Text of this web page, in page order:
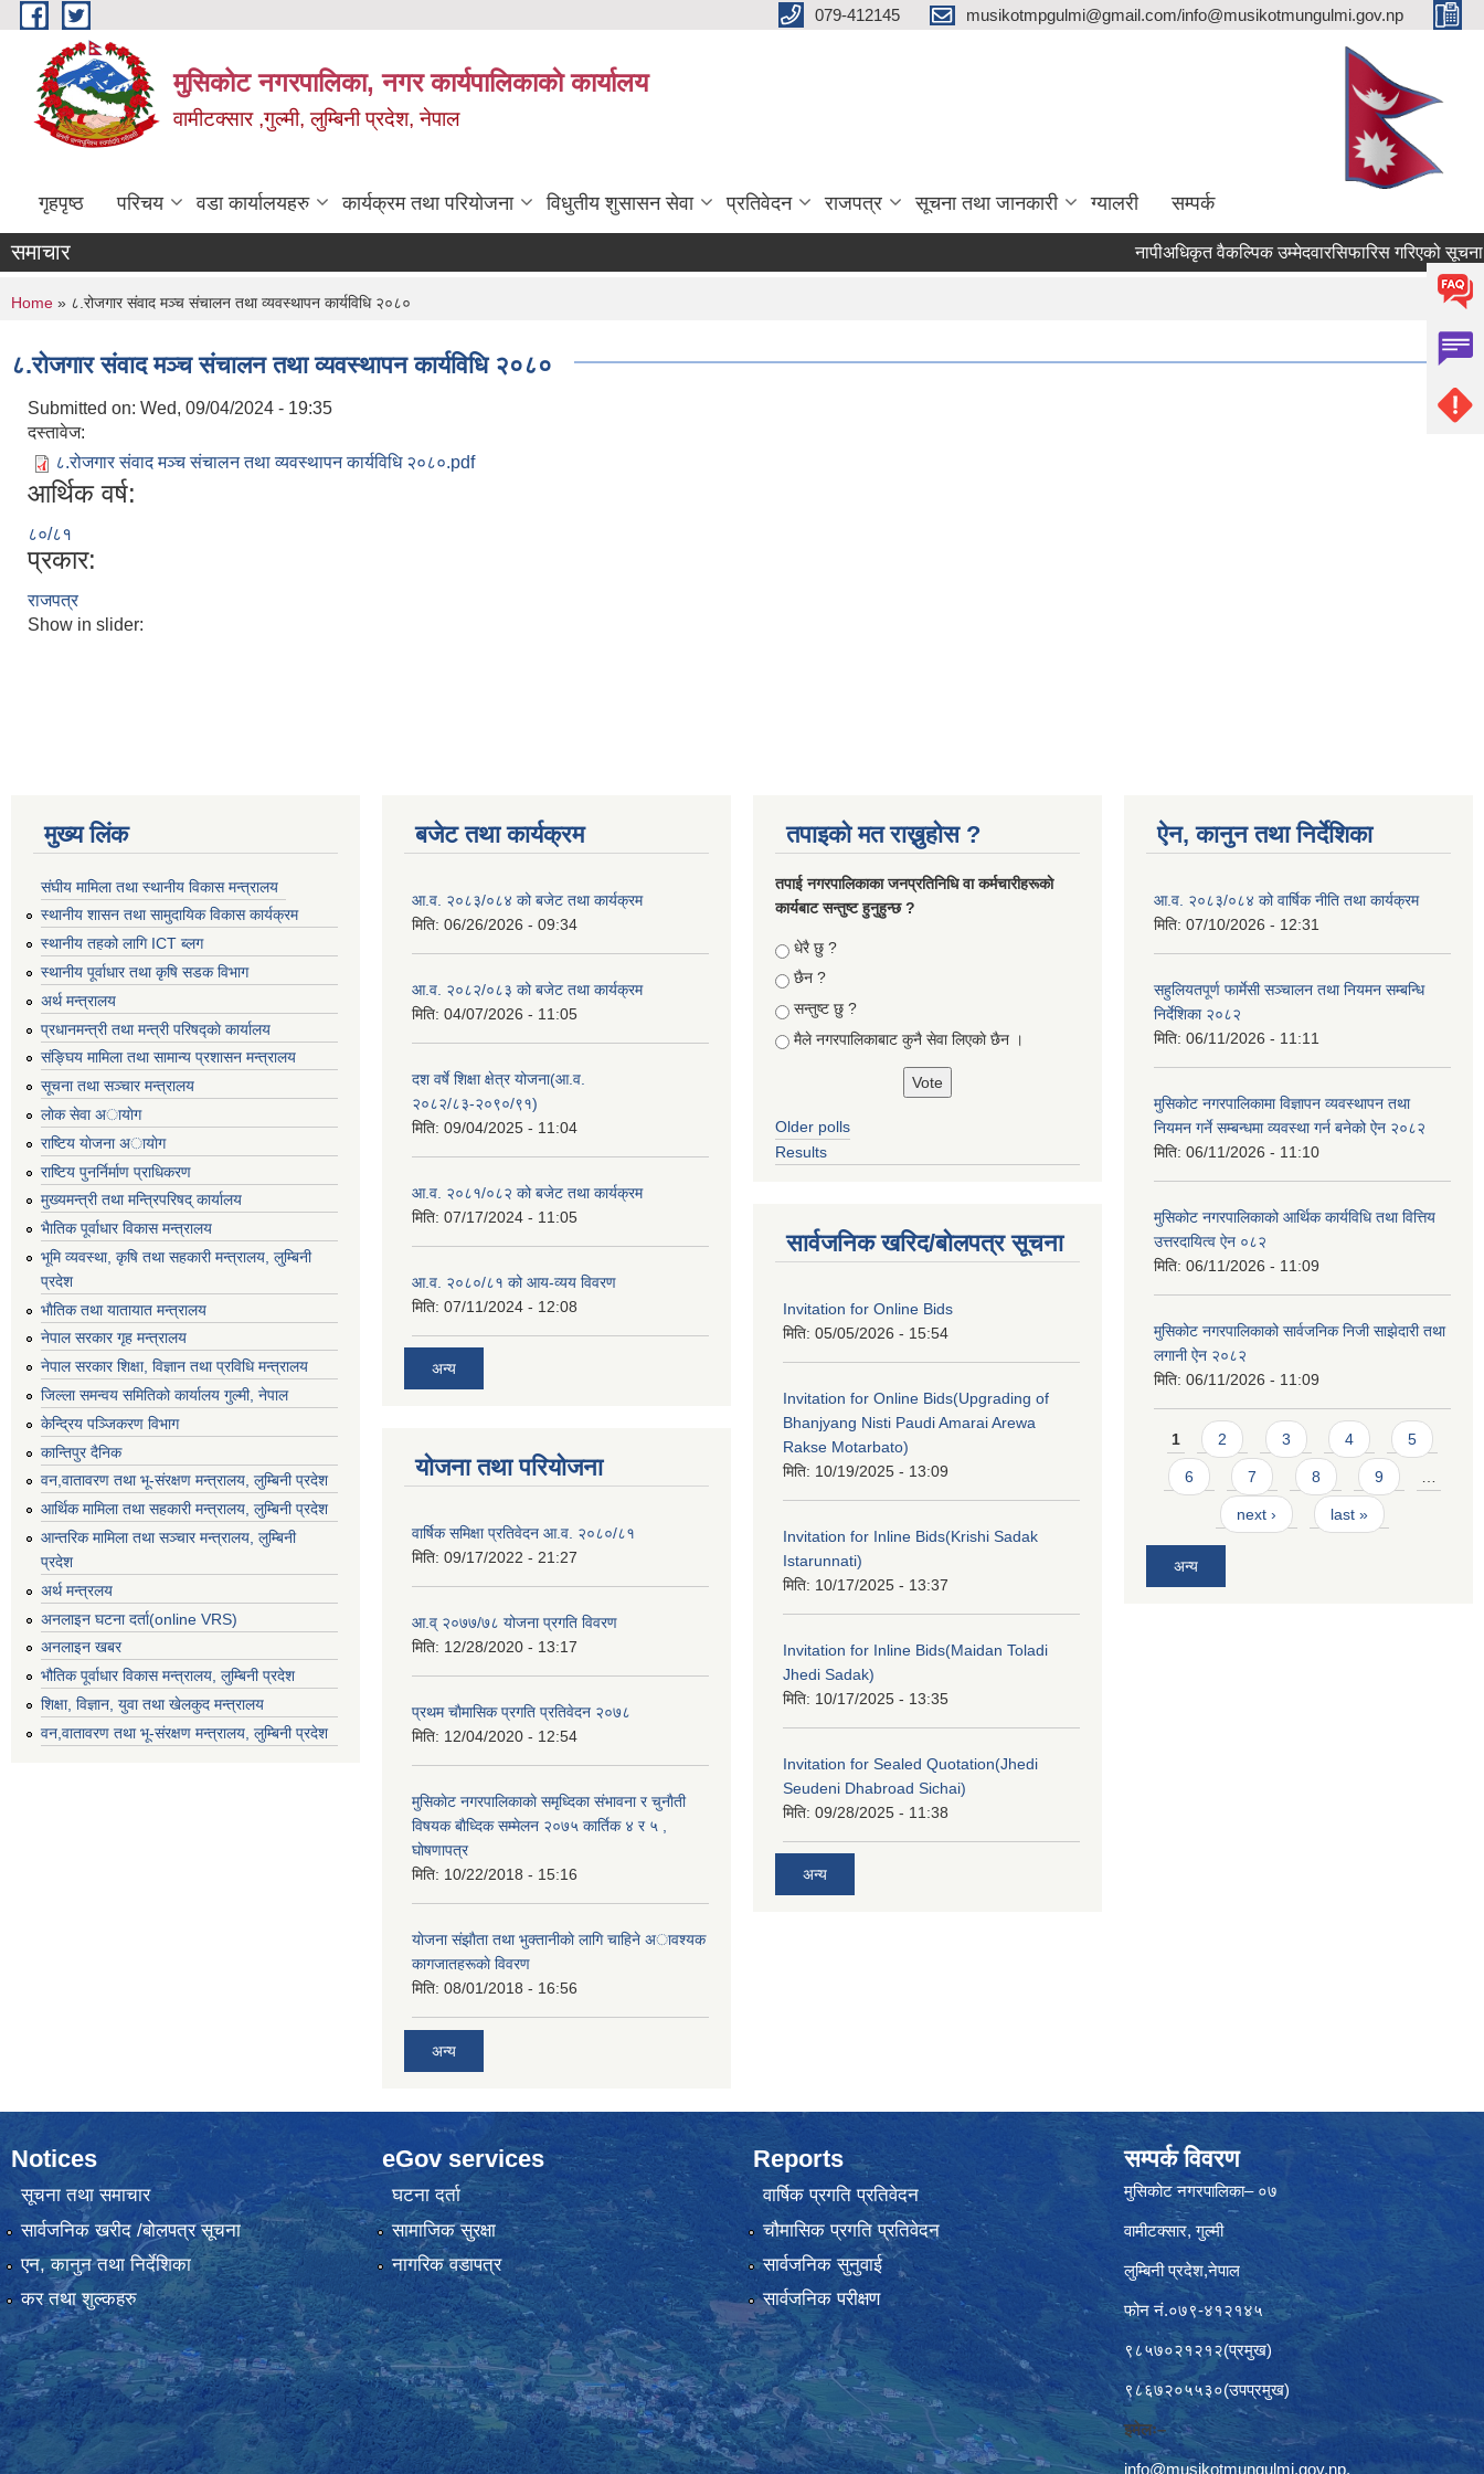
Skip to main content 079-412145 musikotmpgulmi@gmail.com/info@musikotmungulmi.gov.np
मुसिकोट नगरपालिका, नगर कार्यपालिकाकाे कार्यालय
वामीटक्सार ,गुल्मी, लुम्बिनी प्रदेश, नेपाल
गृहपृष्ठ परिचय वडा कार्यालयहरु कार्यक्रम तथा परियोजना विधुतीय शुसासन सेवा प्रतिवेदन राजपत्र सूचना तथा जानकारी ग्यालरी सम्पर्क
समाचार नापीअधिकृत वैकल्पिक उम्मेदवारसिफारिस गरिएको सूचना।
You are here
Home » ८.रोजगार संवाद मञ्च संचालन तथा व्यवस्थापन कार्यविधि २०८०
८.रोजगार संवाद मञ्च संचालन तथा व्यवस्थापन कार्यविधि २०८०
Submitted on: Wed, 09/04/2024 - 19:35
दस्तावेज:
८.रोजगार संवाद मञ्च संचालन तथा व्यवस्थापन कार्यविधि २०८०.pdf
आर्थिक वर्ष:
८०/८१
प्रकार:
राजपत्र
Show in slider:
मुख्य लिंक
संघीय मामिला तथा स्थानीय विकास मन्त्रालय
स्थानीय शासन तथा सामुदायिक विकास कार्यक्रम
स्थानीय तहको लागि ICT ब्लग
स्थानीय पूर्वाधार तथा कृषि सडक विभाग
अर्थ मन्त्रालय
प्रधानमन्त्री तथा मन्त्री परिषद्काे कार्यालय
संङ्घिय मामिला तथा सामान्य प्रशासन मन्त्रालय
सूचना तथा सञ्चार मन्त्रालय
लाेक सेवा अायाेग
राष्टिय याेजना अायाेग
राष्टिय पुनर्निर्माण प्राधिकरण
मुख्यमन्त्री तथा मन्त्रिपरिषद् कार्यालय
भैातिक पूर्वाधार विकास मन्त्रालय
भूमि व्यवस्था, कृषि तथा सहकारी मन्त्रालय, लु्म्बिनी
प्रदेश
भाैतिक तथा यातायात मन्त्रालय
नेपाल सरकार गृह मन्त्रालय
नेपाल सरकार शिक्षा, विज्ञान तथा प्रविधि मन्त्रालय
जिल्ला समन्वय समितिको कार्यालय गुल्मी, नेपाल
केन्द्रिय पञ्जिकरण विभाग
कान्तिपुर दैनिक
वन,वातावरण तथा भू-संरक्षण मन्त्रालय, लुम्बिनी प्रदेश
आर्थिक मामिला तथा सहकारी मन्त्रालय, लुम्बिनी प्रदेश
आन्तरिक मामिला तथा सञ्चार मन्त्रालय, लुम्बिनी
प्रदेश
अर्थ मन्त्रलय
अनलाइन घटना दर्ता(online VRS)
अनलाइन खबर
भौतिक पूर्वाधार विकास मन्त्रालय, लुम्बिनी प्रदेश
शिक्षा, विज्ञान, युवा तथा खेलकुद मन्‍‍त्रालय
वन,वातावरण तथा भू-संरक्षण मन्त्रालय, लुम्बिनी प्रदेश
बजेट तथा कार्यक्रम
आ.व. २०८३/०८४ को बजेट तथा कार्यक्रम
मिति: 06/26/2026 - 09:34
आ.व. २०८२/०८३ को बजेट तथा कार्यक्रम
मिति: 04/07/2026 - 11:05
दश वर्षे शिक्षा क्षेत्र योजना(आ.व.
२०८२/८३-२०९०/९१)
मिति: 09/04/2025 - 11:04
आ.व. २०८१/०८२ को बजेट तथा कार्यक्रम
मिति: 07/17/2024 - 11:05
आ.व. २०८०/८१ को आय-व्यय विवरण
मिति: 07/11/2024 - 12:08
अन्य
योजना तथा परियोजना
वार्षिक समिक्षा प्रतिवेदन आ.व. २०८०/८१
मिति: 09/17/2022 - 21:27
आ.व् २०७७/७८ योजना प्रगति विवरण
मिति: 12/28/2020 - 13:17
प्रथम चाैमासिक प्रगति प्रतिवेदन २०७८
मिति: 12/04/2020 - 12:54
मुसिकाेट नगरपालिकाकाे समृध्दिका संभावना र चुनाैती
विषयक बाैध्दिक सम्मेलन २०७५ कार्तिक ४ र ५ ,
घाेषणापत्र
मिति: 10/22/2018 - 15:16
याेजना संझाैता तथा भुक्तानीकाे लागि चाहिने अावश्यक
कागजातहरूकाे विवरण
मिति: 08/01/2018 - 16:56
अन्य
तपाइको मत राख्नुहोस ?
तपा‌ई नगरपालिकाका जनप्रतिनिधि वा कर्मचारीहरूकाे
कार्यबाट सन्तुष्ट हुनुहुन्छ ?
Choices
धेरै छु ?
छैन ?
सन्तुष्ट छु ?
मैले नगरपालिकाबाट कुनै सेवा लिएकाे छैन ।
Older polls
Results
सार्वजनिक खरिद/बोलपत्र सूचना
Invitation for Online Bids
मिति: 05/05/2026 - 15:54
Invitation for Online Bids(Upgrading of
Bhanjyang Nisti Paudi Amarai Arewa
Rakse Motarbato)
मिति: 10/19/2025 - 13:09
Invitation for Inline Bids(Krishi Sadak
Istarunnati)
मिति: 10/17/2025 - 13:37
Invitation for Inline Bids(Maidan Toladi
Jhedi Sadak)
मिति: 10/17/2025 - 13:35
Invitation for Sealed Quotation(Jhedi
Seudeni Dhabroad Sichai)
मिति: 09/28/2025 - 11:38
अन्य
ऐन, कानुन तथा निर्देशिका
आ.व. २०८३/०८४ को वार्षिक नीति तथा कार्यक्रम
मिति: 07/10/2026 - 12:31
सहुलियतपूर्ण फार्मेसी सञ्चालन तथा नियमन सम्बन्धि
निर्देशिका २०८२
मिति: 06/11/2026 - 11:11
मुसिकोट नगरपालिकामा विज्ञापन व्यवस्थापन तथा
नियमन गर्ने सम्बन्धमा व्यवस्था गर्न बनेको ऐन २०८२
मिति: 06/11/2026 - 11:10
मुसिकोट नगरपालिकाको आर्थिक कार्यविधि तथा वित्तिय
उत्तरदायित्व ऐन ०८२
मिति: 06/11/2026 - 11:09
मुसिकोट नगरपालिकाको सार्वजनिक निजी साझेदारी तथा
लगानी ऐन २०८२
मिति: 06/11/2026 - 11:09
Pages
1 2 3 4 5
6 7 8 9 …
next › last »
अन्य
Notices
सूचना तथा समाचार
सार्वजनिक खरीद /बोलपत्र सूचना
एन, कानुन तथा निर्देशिका
कर तथा शुल्कहरु
eGov services
घटना दर्ता
सामाजिक सुरक्षा
नागरिक वडापत्र
Reports
वार्षिक प्रगति प्रतिवेदन
चौमासिक प्रगति प्रतिवेदन
सार्वजनिक सुनुवाई
सार्वजनिक परीक्षण
सम्पर्क विवरण
मुसिकोट नगरपालिका– ०७
वामीटक्सार, गुल्मी
लुम्बिनी प्रदेश,नेपाल
फोन नं.०७९-४१२१४५
९८५७०२१२१२(प्रमुख)
९८६७२०५५३०(उपप्रमुख)
इमेलः–
info@musikotmungulmi.gov.np,